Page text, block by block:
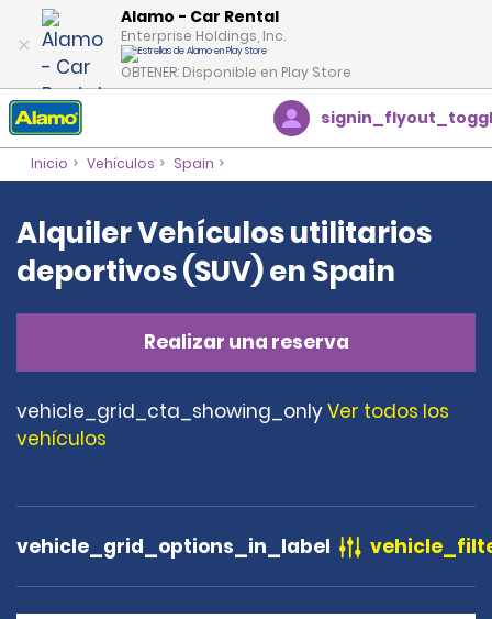
Alamo - Car Rental
Enterprise Holdings, Inc.
OBTENER: Disponible en Play Store
Inicio Vehículos Spain
Alquiler Vehículos utilitarios
deportivos (SUV) en Spain
Realizar una reserva
vehicle_grid_cta_showing_onlyVer todos los
vehículos
vehicle_grid_options_in_label